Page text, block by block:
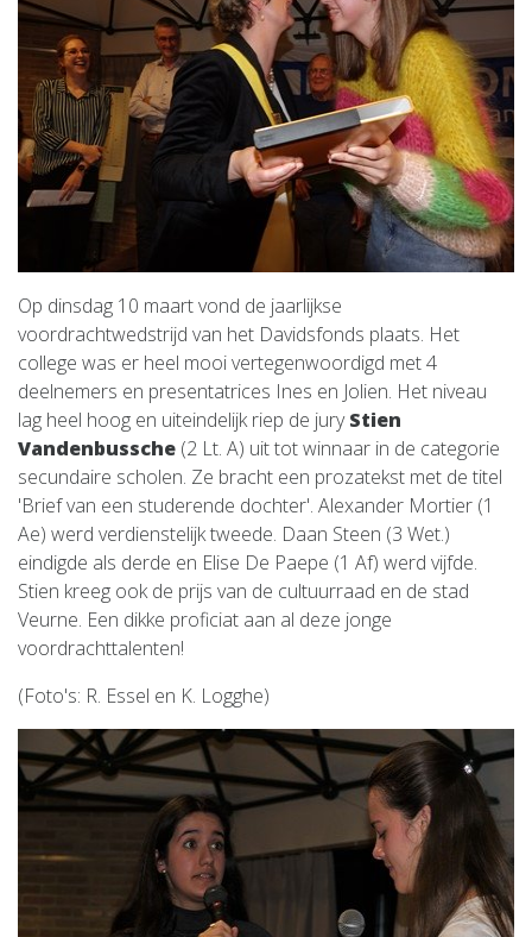
Op dinsdag 10 maart vond de jaarlijkse
voordrachtwedstrijd van het Davidsfonds plaats. Het
college was er heel mooi vertegenwoordigd met 4
deelnemers en presentatrices Ines en Jolien. Het niveau
lag heel hoog en uiteindelijk riep de juryStien
Vandenbussche (2 Lt. A) uit tot winnaar in de categorie
secundaire scholen. Ze bracht een prozatekst met de titel
'Brief van een studerende dochter'. Alexander Mortier (1
Ae) werd verdienstelijk tweede. Daan Steen (3 Wet.)
eindigde als derde en Elise De Paepe (1 Af) werd vijfde.
Stien kreeg ook de prijs van de cultuurraad en de stad
Veurne. Een dikke proficiat aan al deze jonge
voordrachttalenten!
(Foto's: R. Essel en K. Logghe)